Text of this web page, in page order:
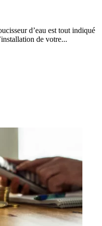
d’eau est tout indiqué
de votre...